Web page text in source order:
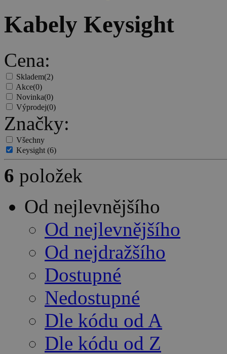
Kabely Keysight
Cena:
Skladem(2)
Akce(0)
Novinka(0)
Výprodej(0)
Značky:
Všechny
Keysight(6)
6 položek
Od nejlevnějšího
Od nejlevnějšího
Od nejdražšího
Dostupné
Nedostupné
Dle kódu od A
Dle kódu od Z